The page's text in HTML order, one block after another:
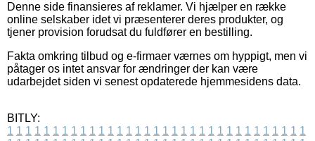
Denne side finansieres af reklamer. Vi hjælper en række
online selskaber idet vi præsenterer deres produkter, og
tjener provision forudsat du fuldfører en bestilling.
Fakta omkring tilbud og e-firmaer værnes om hyppigt, men vi
påtager os intet ansvar for ændringer der kan være
udarbejdet siden vi senest opdaterede hjemmesidens data.
BITLY:
1 1 1 1 1 1 1 1 1 1 1 1 1 1 1 1 1 1 1 1 1 1 1 1 1 1 1 1 1 1 1 1 1